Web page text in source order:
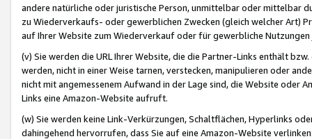
andere natürliche oder juristische Person, unmittelbar oder mittelbar
zu Wiederverkaufs- oder gewerblichen Zwecken (gleich welcher Art)
auf Ihrer Website zum Wiederverkauf oder für gewerbliche
(v) Sie werden die URL Ihrer Website, die die Partner-Links enthält
werden, nicht in einer Weise tarnen, verstecken, manipulieren oder
nicht mit angemessenem Aufwand in der Lage sind, die Website oder
Links eine Amazon-Website aufruft.
(w) Sie werden keine Link-Verkürzungen, Schaltflächen, Hyperlinks
dahingehend hervorrufen, dass Sie auf eine Amazon-Website